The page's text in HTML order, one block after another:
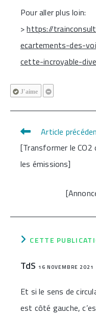
Pour aller plus loin:
>https://
ecartements-des-
cette-incroyable-
J'aime
Read
more
Article
[Transformer le CO2
les émissions]
CETTE
TdS 16 NOVEMBRE 2021
Et si le sens de
est côté gauche,